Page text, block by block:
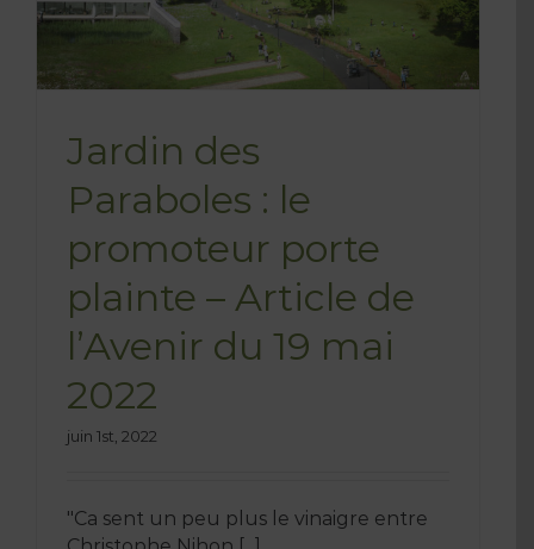
Jardin des
Paraboles : le
promoteur porte
plainte – Article de
l’Avenir du 19 mai
2022
juin 1st, 2022
"Ca sent un peu plus le vinaigre entre